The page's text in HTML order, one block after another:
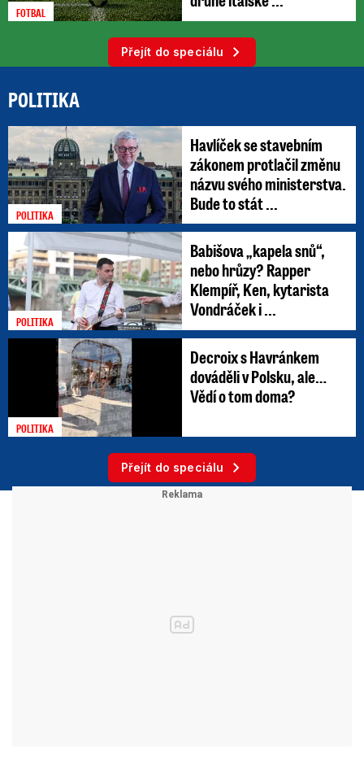
FOTBAL
Přejít do speciálu
POLITIKA
POLITIKA
Havlíček se stavebním
zákonem protlačil změnu
názvu svého ministerstva.
Bude to stát ...
POLITIKA
Babišova „kapela snů“,
nebo hrůzy? Rapper
Klempíř, Ken, kytarista
Vondráček i ...
POLITIKA
Decroix s Havránkem
dováděli v Polsku, ale…
Vědí o tom doma?
Přejít do speciálu